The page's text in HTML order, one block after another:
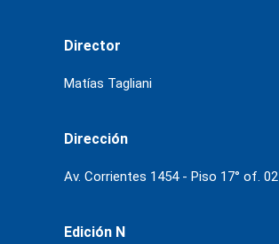
Director
Matías Tagliani
Dirección
Av. Corrientes 1454 - Piso 17° of. 02
Edición N